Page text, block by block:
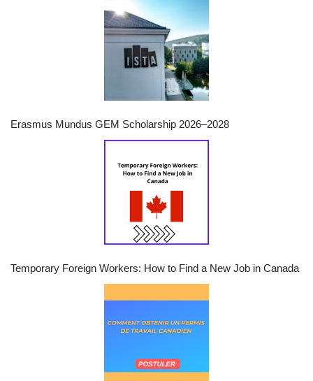
Erasmus Mundus GEM Scholarship 2026–2028
Temporary Foreign Workers: How to Find a New Job in Canada